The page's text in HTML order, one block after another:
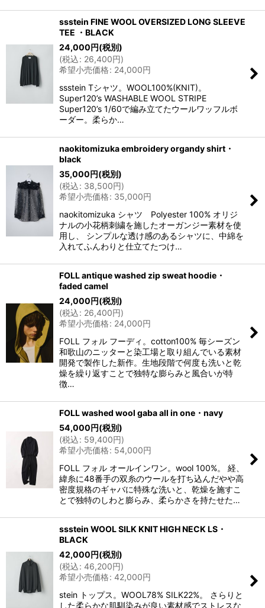
ssstein FINE WOOL OVERSIZED LONG SLEEVE
TEE ・BLACK
24,000円(税別)
(税込: 26,400円)
希望小売価格: 24,000円
ssstein Tシャツ。WOOL100%(KNIT)。
Super120’s WASHABLE WOOL STRIPE
Super120’s 1/60で編み立てたウールワッフルボ
ーダー。柔らか…
naokitomizuka embroidery organdy shirt・
black
35,000円(税別)
(税込: 38,500円)
希望小売価格: 35,000円
naokitomizuka シャツ Polyester 100% オリジ
ナルの小花柄刺繍を施したオーガンジー素材を使
用し、 シンプルな透け感のあるシャツに、中綿を
入れてふんわりと仕立てたつけ…
FOLL antique washed zip sweat hoodie・
faded camel
24,000円(税別)
(税込: 26,400円)
希望小売価格: 24,000円
FOLL フォル フーディ。cotton100% 毎シーズン
和歌山のニッターと染工場と取り組んでいる素材
開発で製作した新作。生地段階で何度も洗いと乾
燥を繰り返すことで独特な膨らみと風合いが特
徴…
FOLL washed wool gaba all in one・navy
54,000円(税別)
(税込: 59,400円)
希望小売価格: 54,000円
FOLL フォル オールインワン。wool 100%。 経、
緯糸に48番手の双糸のウールを打ち込んだやや高
密度規格のギャバに特殊な洗いと、乾燥を施すこ
とで独特のしわと膨らみ、柔らかさを持たせた…
ssstein WOOL SILK KNIT HIGH NECK LS・
BLACK
42,000円(税別)
(税込: 46,200円)
希望小売価格: 42,000円
stein トップス。WOOL78% SILK22%。 さらりと
した柔らかな肌馴染みが良い素材感でストレスな